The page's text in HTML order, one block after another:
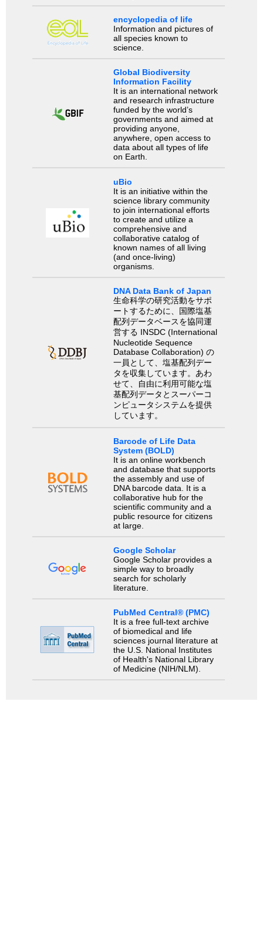
encyclopedia of life
Information and pictures of
all species known to
science.
Global Biodiversity
Information Facility
It is an international network
and research infrastructure
funded by the world’s
governments and aimed at
providing anyone,
anywhere, open access to
data about all types of life
on Earth.
uBio
It is an initiative within the
science library community
to join international efforts
to create and utilize a
comprehensive and
collaborative catalog of
known names of all living
(and once-living)
organisms.
DNA Data Bank of Japan
生命科学の研究活動をサポ
ートするために、国際塩基
配列データベースを協同運
営する INSDC (International
Nucleotide Sequence
Database Collaboration) の
一員として、塩基配列デー
タを収集しています。あわ
せて、自由に利用可能な塩
基配列データとスーパーコ
ンピュータシステムを提供
しています。
Barcode of Life Data
System (BOLD)
It is an online workbench
and database that supports
the assembly and use of
DNA barcode data. It is a
collaborative hub for the
scientific community and a
public resource for citizens
at large.
Google Scholar
Google Scholar provides a
simple way to broadly
search for scholarly
literature.
PubMed Central® (PMC)
It is a free full-text archive
of biomedical and life
sciences journal literature at
the U.S. National Institutes
of Health's National Library
of Medicine (NIH/NLM).